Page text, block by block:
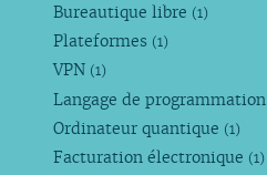
Bureautique libre (1)
Plateformes (1)
VPN (1)
Langage de programmation
Ordinateur quantique (1)
Facturation électronique (1)